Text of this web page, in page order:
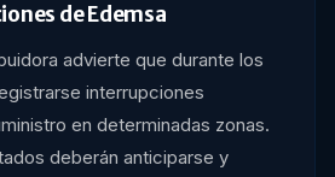
de Edemsa
advierte que durante los
interrupciones
en determinadas zonas.
deberán anticiparse y